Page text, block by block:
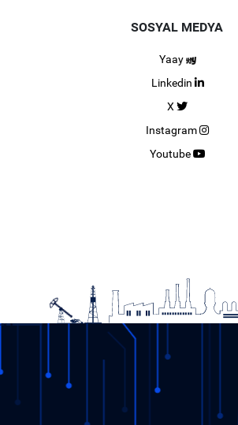
SOSYAL MEDYA
Yaay
Linkedin
X
Instagram
Youtube